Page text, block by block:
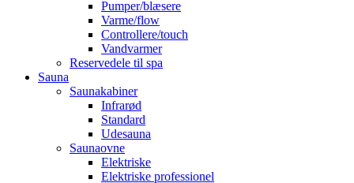
Pumper/blæsere
Varme/flow
Controllere/touch
Vandvarmer
Reservedele til spa
Sauna
Saunakabiner
Infrarød
Standard
Udesauna
Saunaovne
Elektriske
Elektriske professionel